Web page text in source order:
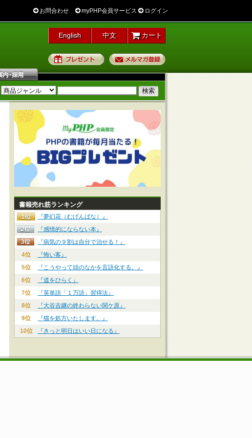
お問合わせ myPHP会員サービス ログイン
English 中文 カート
プレゼント
書籍売れ筋ランキング
『夢幻花（むげんばな）』
『感情的にならない本』
『病気の９割は自分で治せる！』
4位
『怖い客』
5位
『こうやって頭のなかを言語化する。』
6位
『道をひらく』
7位
『英単語「１万語」習得法』
8位
『大谷吉継の終わらない関ケ原』
9位
『猫を処方いたします。』
10位
『きっと明日はいい日になる』